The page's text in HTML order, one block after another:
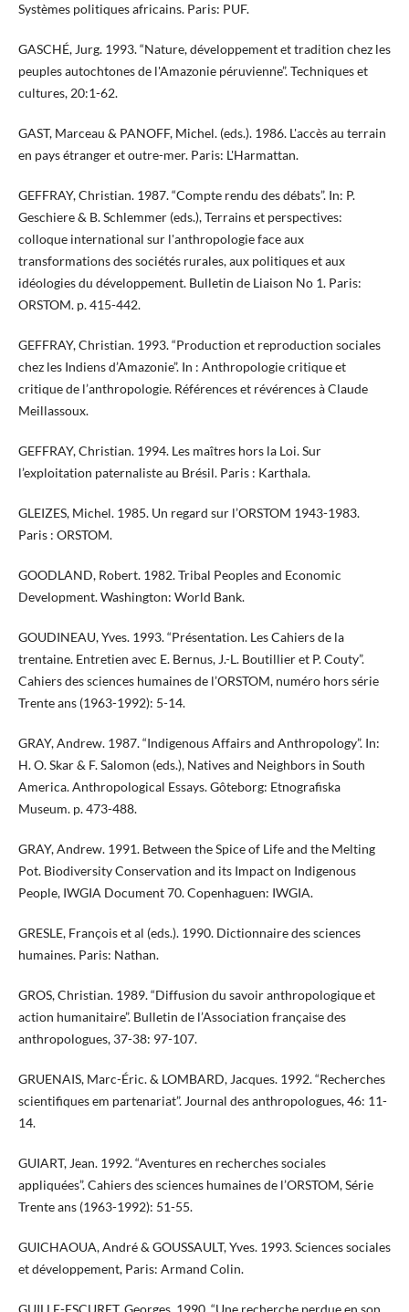
Systèmes politiques africains. Paris: PUF.
GASCHÉ, Jurg. 1993. “Nature, développement et tradition chez les
peuples autochtones de l'Amazonie péruvienne”. Techniques et
cultures, 20:1-62.
GAST, Marceau & PANOFF, Michel. (eds.). 1986. L'accès au terrain
en pays étranger et outre-mer. Paris: L'Harmattan.
GEFFRAY, Christian. 1987. “Compte rendu des débats”. In: P.
Geschiere & B. Schlemmer (eds.), Terrains et perspectives:
colloque international sur l'anthropologie face aux
transformations des sociétés rurales, aux politiques et aux
idéologies du développement. Bulletin de Liaison No 1. Paris:
ORSTOM. p. 415-442.
GEFFRAY, Christian. 1993. “Production et reproduction sociales
chez les Indiens d’Amazonie”. In : Anthropologie critique et
critique de l’anthropologie. Références et révérences à Claude
Meillassoux.
GEFFRAY, Christian. 1994. Les maîtres hors la Loi. Sur
l’exploitation paternaliste au Brésil. Paris : Karthala.
GLEIZES, Michel. 1985. Un regard sur l’ORSTOM 1943-1983.
Paris : ORSTOM.
GOODLAND, Robert. 1982. Tribal Peoples and Economic
Development. Washington: World Bank.
GOUDINEAU, Yves. 1993. “Présentation. Les Cahiers de la
trentaine. Entretien avec E. Bernus, J.-L. Boutillier et P. Couty”.
Cahiers des sciences humaines de l’ORSTOM, numéro hors série
Trente ans (1963-1992): 5-14.
GRAY, Andrew. 1987. “Indigenous Affairs and Anthropology”. In:
H. O. Skar & F. Salomon (eds.), Natives and Neighbors in South
America. Anthropological Essays. Gôteborg: Etnografiska
Museum. p. 473-488.
GRAY, Andrew. 1991. Between the Spice of Life and the Melting
Pot. Biodiversity Conservation and its Impact on Indigenous
People, IWGIA Document 70. Copenhaguen: IWGIA.
GRESLE, François et al (eds.). 1990. Dictionnaire des sciences
humaines. Paris: Nathan.
GROS, Christian. 1989. “Diffusion du savoir anthropologique et
action humanitaire”. Bulletin de l’Association française des
anthropologues, 37-38: 97-107.
GRUENAIS, Marc-Éric. & LOMBARD, Jacques. 1992. “Recherches
scientifiques em partenariat”. Journal des anthropologues, 46: 11-
14.
GUIART, Jean. 1992. “Aventures en recherches sociales
appliquées”. Cahiers des sciences humaines de l’ORSTOM, Série
Trente ans (1963-1992): 51-55.
GUICHAOUA, André & GOUSSAULT, Yves. 1993. Sciences sociales
et développement, Paris: Armand Colin.